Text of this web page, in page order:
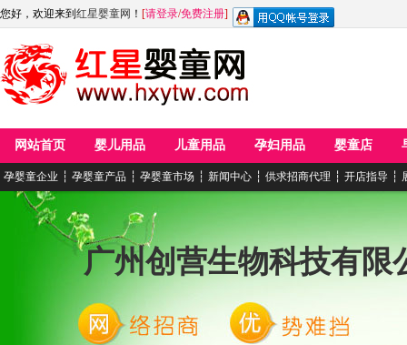
您好，欢迎来到 红星婴童网 ！ [请登录/免费注册]
网站首页 婴儿用品 儿童用品 孕妇用品 婴童店
孕婴童企业 ┆ 孕婴童产品 ┆ 孕婴童市场 ┆ 新闻中心 ┆ 供求招商代理 ┆ 开店指导 ┆
广州创营生物科技有限